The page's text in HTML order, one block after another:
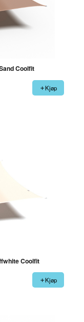
Coolfit
Kjøp
Coolfit
Kjøp